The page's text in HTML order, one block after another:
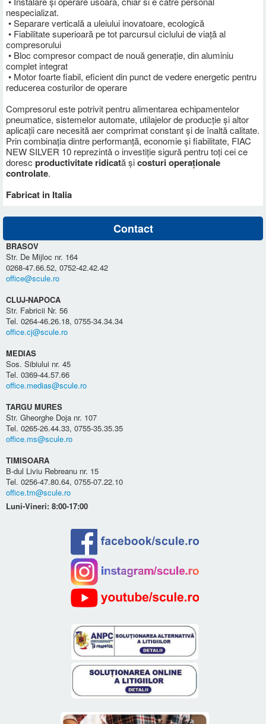
nespecializat.
• Separare verticală a uleiului inovatoare, ecologică
• Fiabilitate superioară pe tot parcursul ciclului de viață al
compresorului
• Bloc compresor compact de nouă generație, din aluminiu
complet integrat
• Motor foarte fiabil, eficient din punct de vedere energetic pentru
reducerea costurilor de operare
Compresorul este potrivit pentru alimentarea echipamentelor
pneumatice, sistemelor automate, utilajelor de producție și altor
aplicații care necesită aer comprimat constant și de înaltă calitate.
Prin combinația dintre performanță, economie și fiabilitate, FIAC
NEW SILVER 10 reprezintă o investiție sigură pentru toți cei ce
doresc productivitate ridicată șicosturi operaționale
controlate.
Fabricat in Italia
Contact
BRASOV
Str. De Mijloc nr. 164
0268-47.66.52, 0752-42.42.42
office@scule.ro
CLUJ-NAPOCA
Str. Fabricii Nr. 56
Tel. 0264-46.26.18, 0755-34.34.34
office.cj@scule.ro
MEDIAS
Sos. Sibiului nr. 45
Tel. 0369-44.57.66
office.medias@scule.ro
TARGU MURES
Str. Gheorghe Doja nr. 107
Tel. 0265-26.44.33, 0755-35.35.35
office.ms@scule.ro
TIMISOARA
B-dul Liviu Rebreanu nr. 15
Tel. 0256-47.80.64, 0755-07.22.10
office.tm@scule.ro
Luni-Vineri: 8:00-17:00